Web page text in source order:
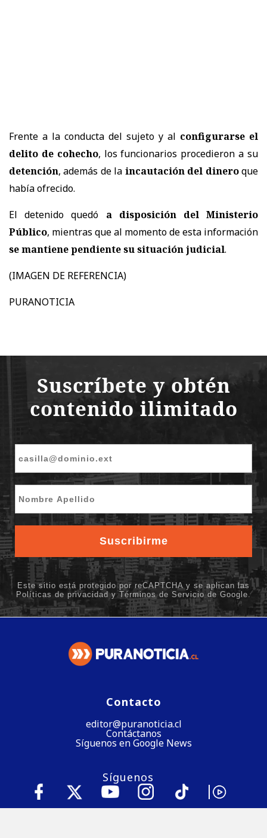
Frente a la conducta del sujeto y al configurarse el
delito de cohecho, los funcionarios procedieron a su
detención, además de la incautación del dineroque
había ofrecido.
El detenido quedó a disposición del Ministerio
Público, mientras que al momento de esta información
se mantiene pendiente su situación judicial.
(IMAGEN DE REFERENCIA)
PURANOTICIA
Contacto
editor@puranoticia.cl
Contáctanos
Síguenos en Google News
Síguenos